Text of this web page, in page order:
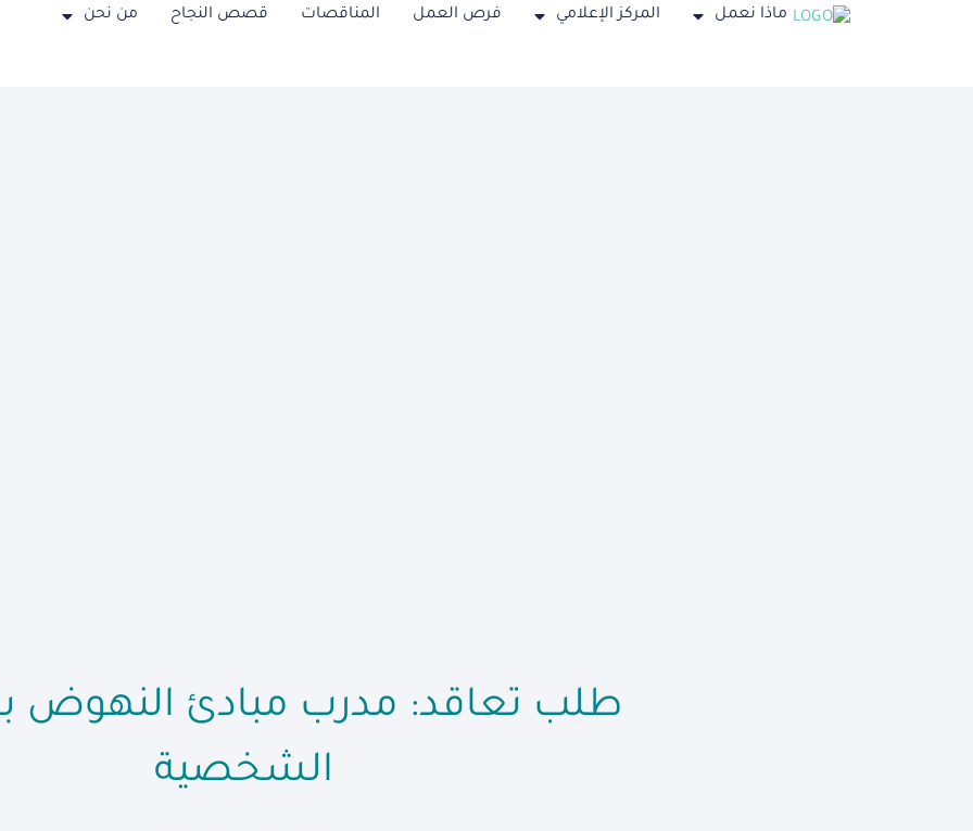
ماذا نعمل المركز الإعلامي فرص العمل المناقصات قصص النجاح من نحن
طلب تعاقد: مدرب مبادئ النهوض
الشخصية